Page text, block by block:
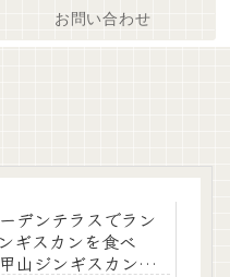
お問い合わせ
デンテラスでラン
ギスカンを食べ
山ジンギスカンパ